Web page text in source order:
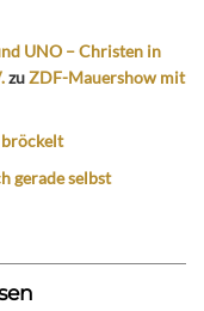
UNO – Christen in
zuZDF-Mauershow mit
gerade selbst